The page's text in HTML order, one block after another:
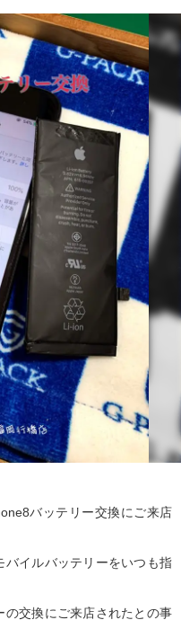
バッテリー交換にご来店
バイルバッテリーをいつも指
の交換にご来店されたとの事